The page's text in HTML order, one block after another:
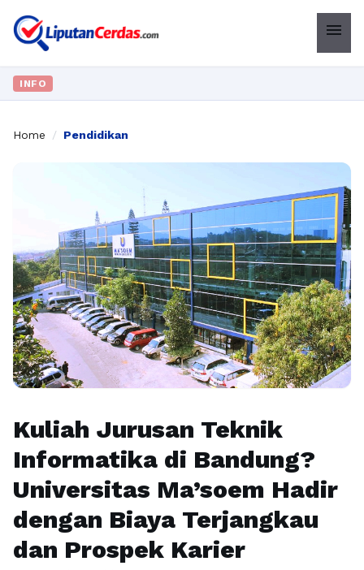
menu
INFO
Home / Pendidikan
Kuliah Jurusan Teknik
Informatika di Bandung?
Universitas Ma’soem Hadir
dengan Biaya Terjangkau
dan Prospek Karier